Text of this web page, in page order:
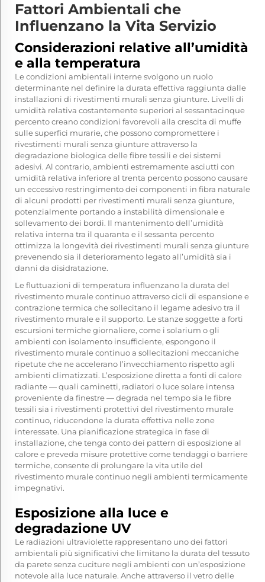
Fattori Ambientali che
Influenzano la Vita Servizio
Considerazioni relative all’umidità
e alla temperatura
Le condizioni ambientali interne svolgono un ruolo
determinante nel definire la durata effettiva raggiunta dalle
installazioni di rivestimenti murali senza giunture. Livelli di
umidità relativa costantemente superiori al sessantacinque
percento creano condizioni favorevoli alla crescita di muffe
sulle superfici murarie, che possono compromettere i
rivestimenti murali senza giunture attraverso la
degradazione biologica delle fibre tessili e dei sistemi
adesivi. Al contrario, ambienti estremamente asciutti con
umidità relativa inferiore al trenta percento possono causare
un eccessivo restringimento dei componenti in fibra naturale
di alcuni prodotti per rivestimenti murali senza giunture,
potenzialmente portando a instabilità dimensionale e
sollevamento dei bordi. Il mantenimento dell’umidità
relativa interna tra il quaranta e il sessanta percento
ottimizza la longevità dei rivestimenti murali senza giunture
prevenendo sia il deterioramento legato all’umidità sia i
danni da disidratazione.
Le fluttuazioni di temperatura influenzano la durata del
rivestimento murale continuo attraverso cicli di espansione e
contrazione termica che sollecitano il legame adesivo tra il
rivestimento murale e il supporto. Le stanze soggette a forti
escursioni termiche giornaliere, come i solarium o gli
ambienti con isolamento insufficiente, espongono il
rivestimento murale continuo a sollecitazioni meccaniche
ripetute che ne accelerano l’invecchiamento rispetto agli
ambienti climatizzati. L’esposizione diretta a fonti di calore
radiante — quali caminetti, radiatori o luce solare intensa
proveniente da finestre — degrada nel tempo sia le fibre
tessili sia i rivestimenti protettivi del rivestimento murale
continuo, riducendone la durata effettiva nelle zone
interessate. Una pianificazione strategica in fase di
installazione, che tenga conto dei pattern di esposizione al
calore e preveda misure protettive come tendaggi o barriere
termiche, consente di prolungare la vita utile del
rivestimento murale continuo negli ambienti termicamente
impegnativi.
Esposizione alla luce e
degradazione UV
Le radiazioni ultraviolette rappresentano uno dei fattori
ambientali più significativi che limitano la durata del tessuto
da parete senza cuciture negli ambienti con un’esposizione
notevole alla luce naturale. Anche attraverso il vetro delle